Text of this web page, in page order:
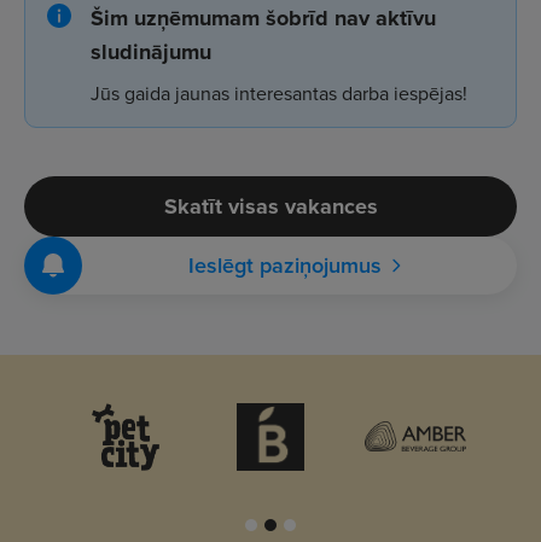
Šim uzņēmumam šobrīd nav aktīvu
sludinājumu
Jūs gaida jaunas interesantas darba iespējas!
Skatīt visas vakances
Ieslēgt paziņojumus